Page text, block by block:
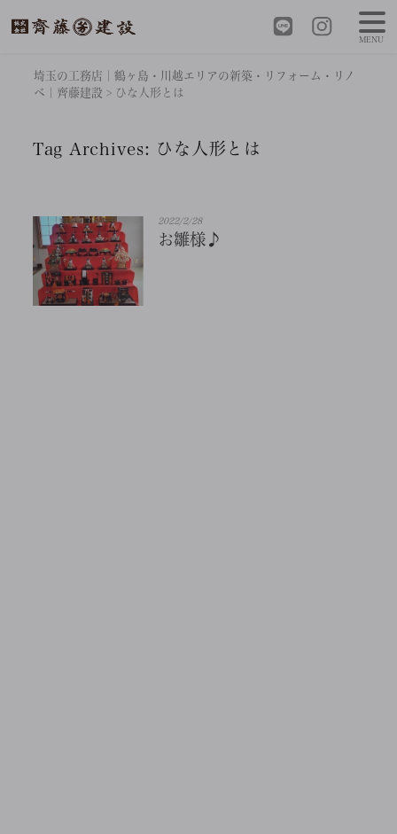
埼玉の工務店｜鶴ヶ島・川越エリアの新築・リフォーム・リノ
ベ｜齊藤建設 > ひな人形とは
Tag Archives: ひな人形とは
2022/2/28
お雛様♪
MENU